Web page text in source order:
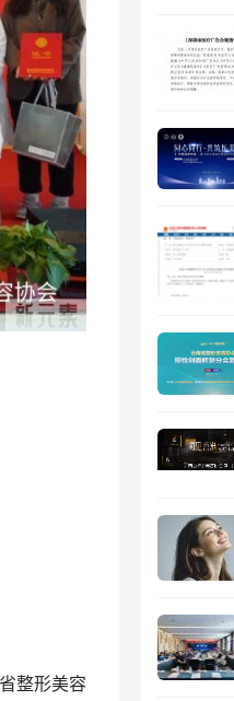
整形美容